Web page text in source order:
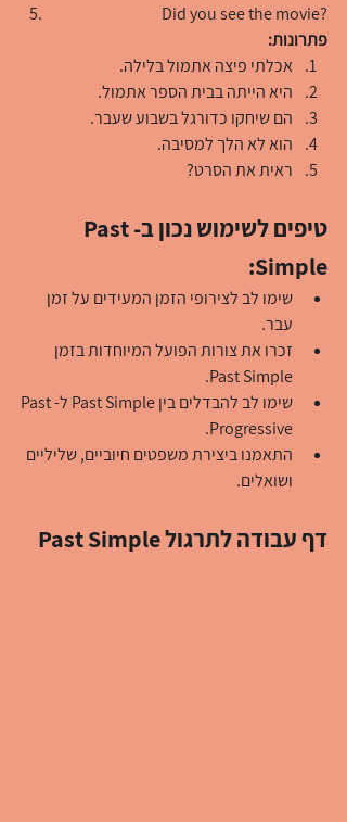
Did you see the movie?
פתרונות:
אכלתי פיצה אתמול בלילה.
היא הייתה בבית הספר אתמול.
הם שיחקו כדורגל בשבוע שעבר.
הוא לא הלך למסיבה.
ראית את הסרט?
טיפים לשימוש נכון ב-Past
Simple:
שימו לב לצירופי הזמן המעידים על זמן
עבר.
זכרו את צורות הפועל המיוחדות בזמן
Past Simple.
שימו לב להבדלים בין Past Simple ל-Past
Progressive.
התאמנו ביצירת משפטים חיוביים, שליליים
ושואלים.
דף עבודה לתרגול Past Simple